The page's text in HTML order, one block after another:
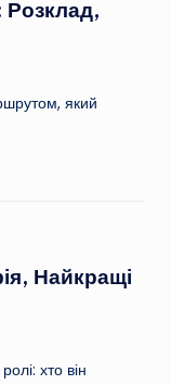
Розклад,
який
Найкращі
хто він